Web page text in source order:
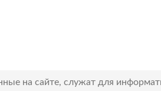
на сайте, служат для